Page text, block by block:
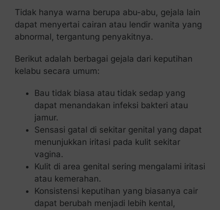
Tidak hanya warna berupa abu-abu, gejala lain
dapat menyertai cairan atau lendir wanita yang
abnormal, tergantung penyakitnya.
Berikut adalah berbagai gejala dari keputihan
kelabu secara umum:
Bau tidak biasa atau tidak sedap yang
dapat menandakan infeksi bakteri atau
jamur.
Sensasi gatal di sekitar genital yang dapat
menunjukkan iritasi pada kulit sekitar
vagina.
Kulit di area genital sering mengalami iritasi
atau kemerahan.
Konsistensi keputihan yang biasanya cair
dapat berubah menjadi lebih kental,